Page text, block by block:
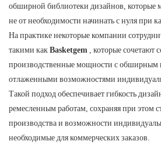
обширной библиотеки дизайнов,
не от необходимости начинать с нуля при
На практике некоторые компании
такими какBasketgem , которые сочетают
производственные мощности с обширным
отлаженными возможностями
Такой подход обеспечивает гибкость
ремесленным работам, сохраняя при этом
производства и возможности
необходимые для коммерческих заказов.